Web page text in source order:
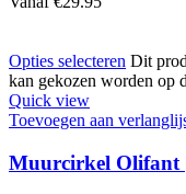
Opties selecteren Dit
kan gekozen worden op
Quick view
Toevoegen aan
Muurcirkel Olifant